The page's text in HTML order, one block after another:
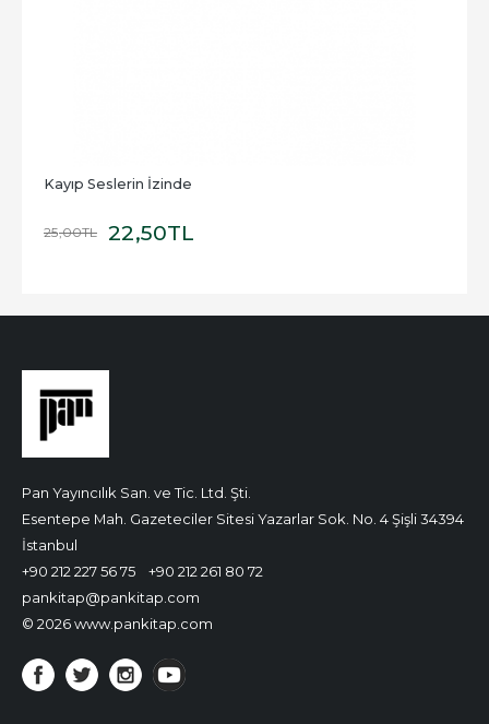
Kayıp Seslerin İzinde
25,00TL 22,50TL
Pan Yayıncılık San. ve Tic. Ltd. Şti.
Esentepe Mah. Gazeteciler Sitesi Yazarlar Sok. No. 4 Şişli 34394
İstanbul
+90 212 227 56 75
+90 212 261 80 72
pankitap@pankitap.com
© 2026 www.pankitap.com